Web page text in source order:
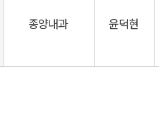
종양내과 윤덕현